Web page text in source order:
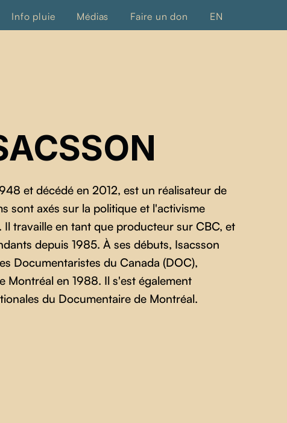
Info pluie Médias Faire un don EN
et décédé en 2012, est un réalisateur de
sont axés sur la politique et l'activisme
travaille en tant que producteur sur CBC, et
depuis 1985. À ses débuts, Isacsson
Documentaristes du Canada (DOC),
en 1988. Il s'est également
du Documentaire de Montréal.